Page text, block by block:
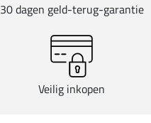
30 dagen geld-terug-garantie
Veilig inkopen